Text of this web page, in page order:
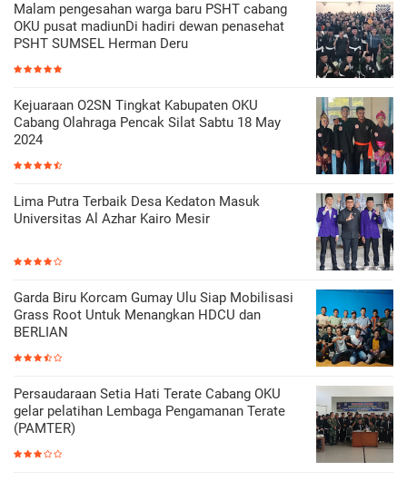
Malam pengesahan warga baru PSHT cabang
OKU pusat madiunDi hadiri dewan penasehat
PSHT SUMSEL Herman Deru
Kejuaraan O2SN Tingkat Kabupaten OKU
Cabang Olahraga Pencak Silat Sabtu 18 May
2024
Lima Putra Terbaik Desa Kedaton Masuk
Universitas Al Azhar Kairo Mesir
Garda Biru Korcam Gumay Ulu Siap Mobilisasi
Grass Root Untuk Menangkan HDCU dan
BERLIAN
Persaudaraan Setia Hati Terate Cabang OKU
gelar pelatihan Lembaga Pengamanan Terate
(PAMTER)